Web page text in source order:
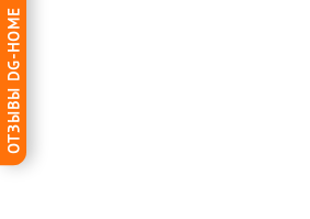
ОТЗЫВЫ DG-HOME